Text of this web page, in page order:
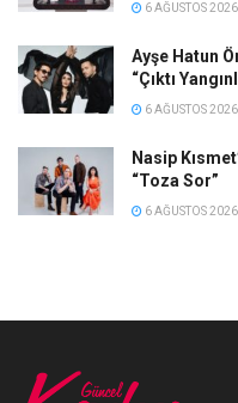
6 AĞUSTOS 2026
Ayşe Hatun
“Çıktı
6 AĞUSTOS 2026
Nasip
“Toza Sor”
6 AĞUSTOS 2026